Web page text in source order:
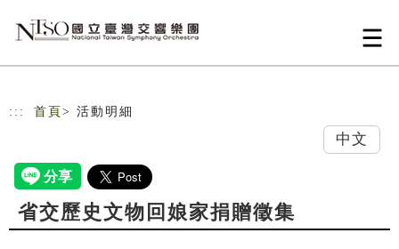
::: 首頁 > 活動明細
中文
省交歷史文物回娘家捐贈徵集